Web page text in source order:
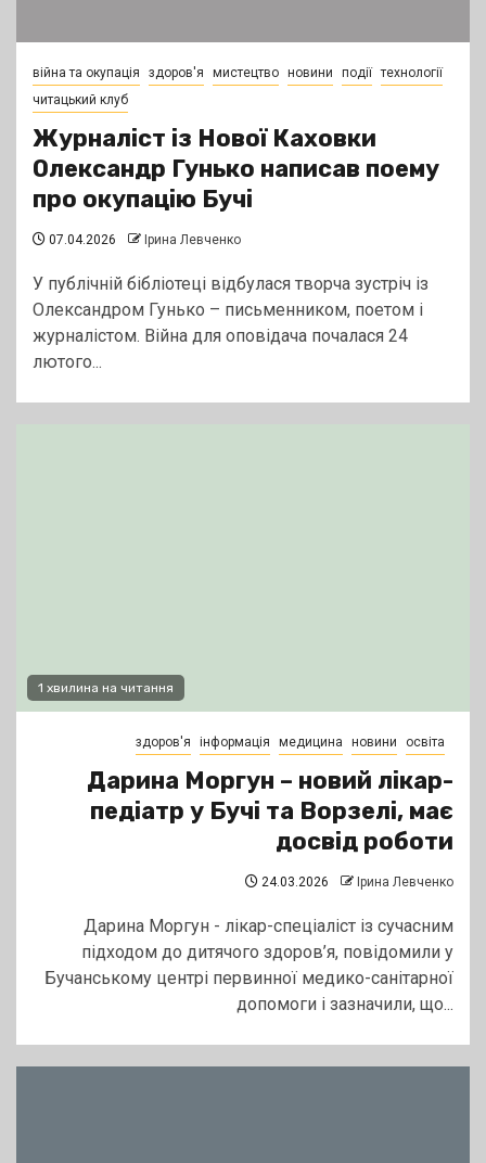
війна та окупація здоров'я мистецтво новини події технології
читацький клуб
Журналіст із Нової Каховки
Олександр Гунько написав поему
про окупацію Бучі
07.04.2026 Ірина Левченко
У публічній бібліотеці відбулася творча зустріч із
Олександром Гунько – письменником, поетом і
журналістом. Війна для оповідача почалася 24
лютого...
1 хвилина на читання
здоров'я інформація медицина новини освіта
Дарина Моргун – новий лікар-
педіатр у Бучі та Ворзелі, має
досвід роботи
24.03.2026 Ірина Левченко
Дарина Моргун - лікар-спеціаліст із сучасним
підходом до дитячого здоров’я, повідомили у
Бучанському центрі первинної медико-санітарної
допомоги і зазначили, що...